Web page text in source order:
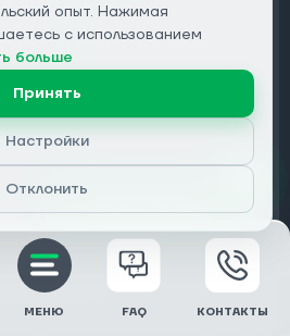
FAQ
МЕНЮ FAQ КОНТАКТЫ
опыт. Нажимая
с использованием
больше
Принять
Настройки
Отклонить